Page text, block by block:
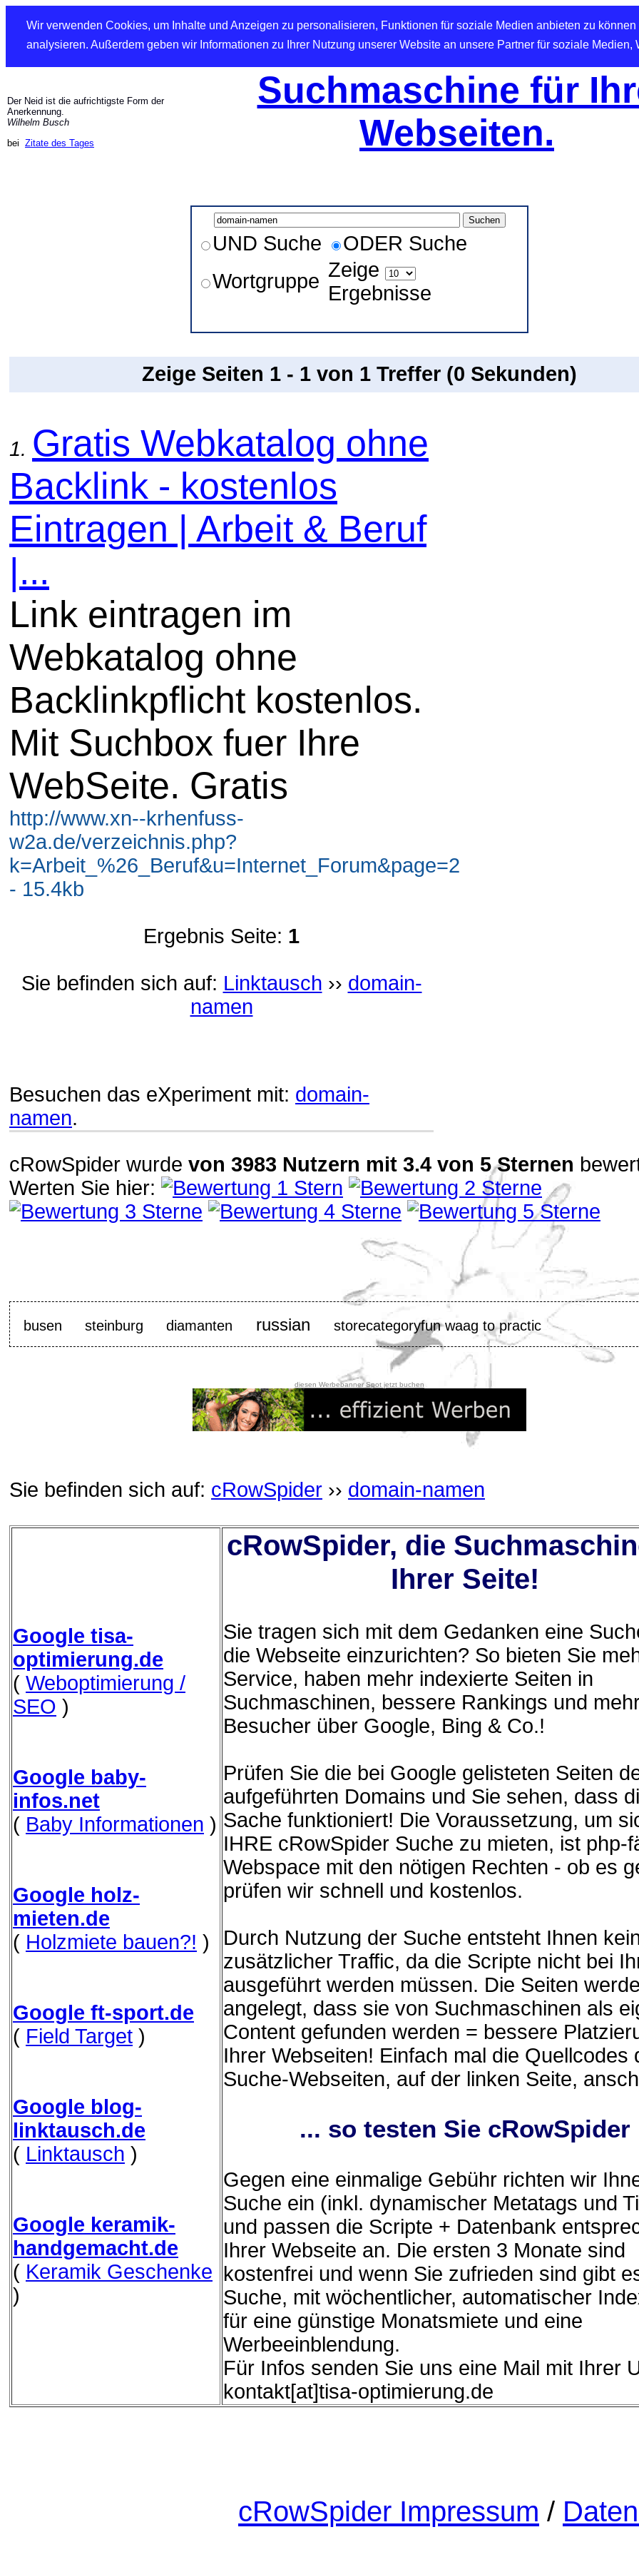
Wir verwenden Cookies, um Inhalte und Anzeigen zu personalisieren, Funktionen für soziale Medien anbieten zu
analysieren. Außerdem geben wir Informationen zu Ihrer Nutzung unserer Website an unsere Partner für soziale
Der Neid ist die aufrichtigste Form der
Anerkennung.
Wilhelm Busch
bei Zitate des Tages
Suchmaschine für
Webseiten.
UND Suche
ODER Suche
Wortgruppe Zeige
Ergebnisse
Zeige Seiten 1 - 1 von 1 Treffer (0 Sekunden)
1. Gratis Webkatalog ohne
Backlink - kostenlos
Eintragen | Arbeit & Beruf
|...
Link eintragen im
Webkatalog ohne
Backlinkpflicht kostenlos.
Mit Suchbox fuer Ihre
WebSeite. Gratis
http://www.xn--krhenfuss-
w2a.de/verzeichnis.php?
k=Arbeit_%26_Beruf&u=Internet_Forum&page=2
- 15.4kb
Ergebnis Seite: 1
Sie befinden sich auf: Linktausch ›› domain-
namen
Besuchen das eXperiment mit: domain-
namen.
cRowSpider wurde von 3983 Nutzern mit 3.4 von 5Sternen
Werten Sie hier:
busen steinburg diamanten russian storecategoryfun waag to practic
diesen Werbebanner Spot jetzt buchen
Sie befinden sich auf: cRowSpider ›› domain-namen
Google tisa-
optimierung.de
( Weboptimierung /
SEO )
Google baby-
infos.net
( Baby Informationen )
Google holz-
mieten.de
( Holzmiete bauen?! )
Google ft-sport.de
( Field Target )
Google blog-
linktausch.de
( Linktausch )
Google keramik-
handgemacht.de
( Keramik Geschenke
)
cRowSpider, die
Ihrer Seite!
Sie tragen sich mit dem Gedanken eine
die Webseite einzurichten? So bieten Sie
Service, haben mehr indexierte Seiten in
Suchmaschinen, bessere Rankings und
Besucher über Google, Bing & Co.!
Prüfen Sie die bei Google gelisteten Seiten
aufgeführten Domains und Sie sehen, dass
Sache funktioniert! Die Voraussetzung, um
IHRE cRowSpider Suche zu mieten, ist php-
Webspace mit den nötigen Rechten - ob es
prüfen wir schnell und kostenlos.
Durch Nutzung der Suche entsteht Ihnen
zusätzlicher Traffic, da die Scripte nicht bei
ausgeführt werden müssen. Die Seiten
angelegt, dass sie von Suchmaschinen als
Content gefunden werden = bessere
Ihrer Webseiten! Einfach mal die Quellcodes
Suche-Webseiten, auf der linken Seite,
... so testen Sie cRowSpider
Gegen eine einmalige Gebühr richten wir
Suche ein (inkl. dynamischer Metatags und
und passen die Scripte + Datenbank
Ihrer Webseite an. Die ersten 3 Monate sind
kostenfrei und wenn Sie zufrieden sind gibt
Suche, mit wöchentlicher, automatischer
für eine günstige Monatsmiete und eine
Werbeeinblendung.
Für Infos senden Sie uns eine Mail mit Ihrer
kontakt[at]tisa-optimierung.de
cRowSpider Impressum /